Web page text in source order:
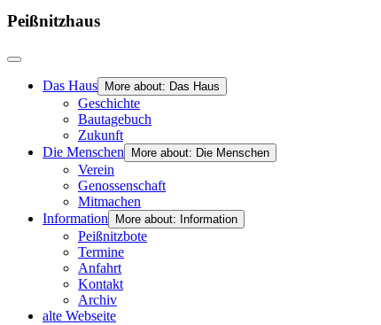
Peißnitzhaus
Das Haus More about: Das Haus
Geschichte
Bautagebuch
Zukunft
Die Menschen
More about: Die Menschen
Verein
Genossenschaft
Mitmachen
Information
More about: Information
Peißnitzbote
Termine
Anfahrt
Kontakt
Archiv
alte Webseite